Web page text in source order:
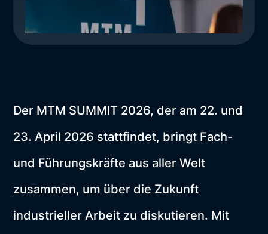
Der MTM SUMMIT 2026, der am 22. und
23. April 2026 stattfindet, bringt Fach-
und Führungskräfte aus aller Welt
zusammen, um über die Zukunft
industrieller Arbeit zu diskutieren. Mit